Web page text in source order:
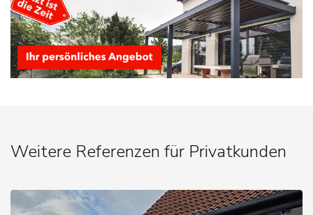
Weitere Referenzen für Privatkunden